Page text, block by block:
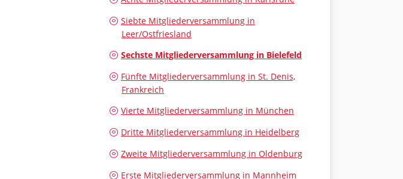
Siebte Mitgliederversammlung in
Leer/Ostfriesland
Sechste Mitgliederversammlung in Bielefeld
Fünfte Mitgliederversammlung in St. Denis,
Frankreich
Vierte Mitgliederversammlung in München
Dritte Mitgliederversammlung in Heidelberg
Zweite Mitgliederversammlung in Oldenburg
Erste Mitgliederversammlung in Mannheim